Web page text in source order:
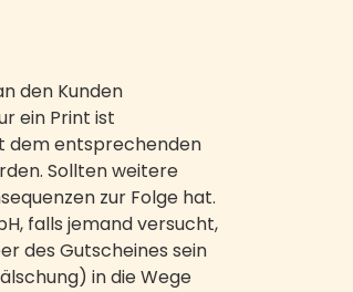
den Kunden
ein Print ist
dem entsprechenden
Sollten weitere
zur Folge hat.
falls jemand versucht,
des Gutscheines sein
in die Wege